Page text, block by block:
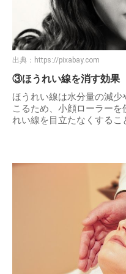
出典： https://pixabay.com
③ほうれい線を消す効果
ほうれい線は水分量の減
こるため、小顔ローラー
れい線を目立たなくするこ